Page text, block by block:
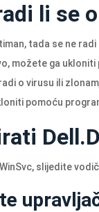
li se
tada se ne
možete ga
o virusu ili
pomoću
, slijedite